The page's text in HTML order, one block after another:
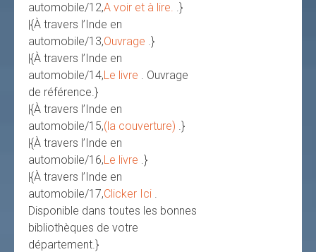
automobile/12,A voir et à lire. .}
|{À travers l’Inde en
automobile/13,Ouvrage .}
|{À travers l’Inde en
automobile/14,Le livre . Ouvrage
de référence.}
|{À travers l’Inde en
automobile/15,(la couverture) .}
|{À travers l’Inde en
automobile/16,Le livre .}
|{À travers l’Inde en
automobile/17,Clicker Ici .
Disponible dans toutes les bonnes
bibliothèques de votre
département.}